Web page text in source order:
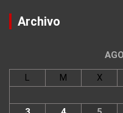
Archivo
L M X